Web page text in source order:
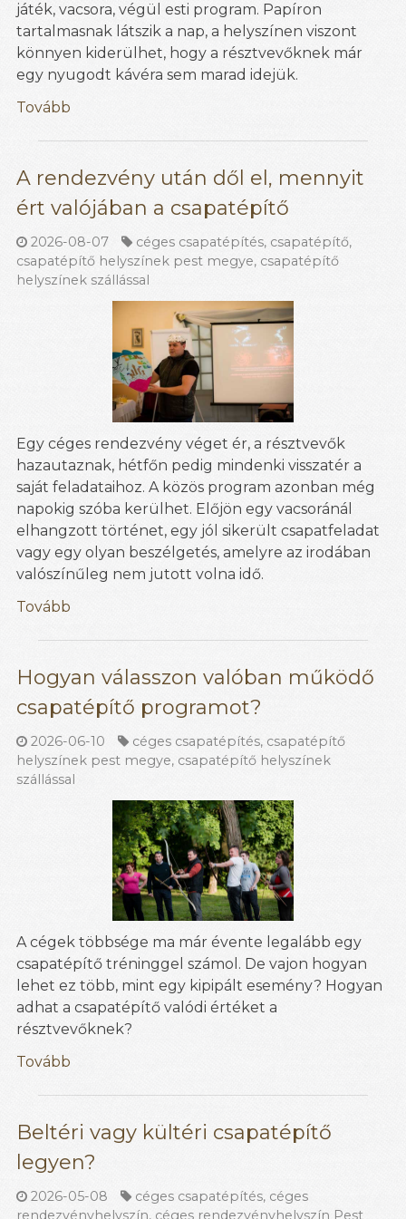
játék, vacsora, végül esti program. Papíron
tartalmasnak látszik a nap, a helyszínen viszont
könnyen kiderülhet, hogy a résztvevőknek már
egy nyugodt kávéra sem marad idejük.
Tovább
A rendezvény után dől el, mennyit
ért valójában a csapatépítő
2026-08-07 céges csapatépítés, csapatépítő,
csapatépítő helyszínek pest megye, csapatépítő
helyszínek szállással
Egy céges rendezvény véget ér, a résztvevők
hazautaznak, hétfőn pedig mindenki visszatér a
saját feladataihoz. A közös program azonban még
napokig szóba kerülhet. Előjön egy vacsoránál
elhangzott történet, egy jól sikerült csapatfeladat
vagy egy olyan beszélgetés, amelyre az irodában
valószínűleg nem jutott volna idő.
Tovább
Hogyan válasszon valóban működő
csapatépítő programot?
2026-06-10 céges csapatépítés, csapatépítő
helyszínek pest megye, csapatépítő helyszínek
szállással
A cégek többsége ma már évente legalább egy
csapatépítő tréninggel számol. De vajon hogyan
lehet ez több, mint egy kipipált esemény? Hogyan
adhat a csapatépítő valódi értéket a
résztvevőknek?
Tovább
Beltéri vagy kültéri csapatépítő
legyen?
2026-05-08 céges csapatépítés, céges
rendezvényhelyszín, céges rendezvényhelyszín Pest